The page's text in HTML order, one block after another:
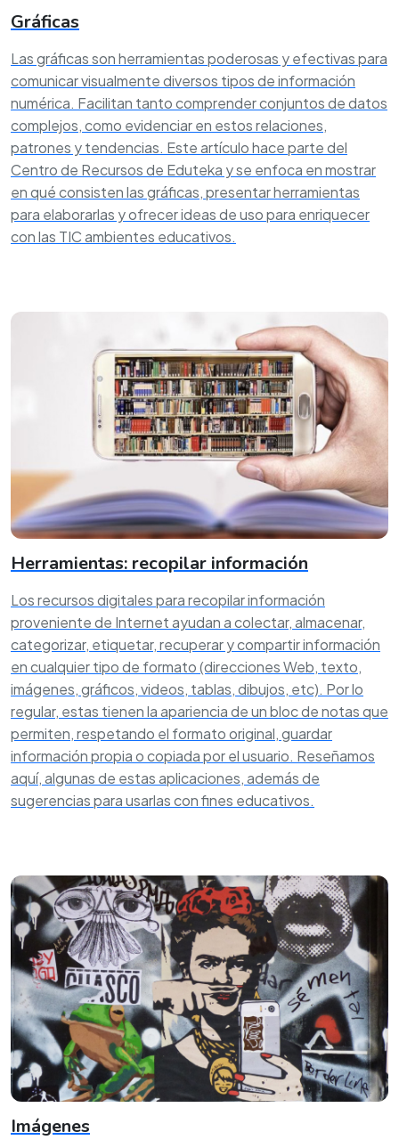
Gráficas
Las gráficas son herramientas poderosas y efectivas para
comunicar visualmente diversos tipos de información
numérica. Facilitan tanto comprender conjuntos de datos
complejos, como evidenciar en estos relaciones,
patrones y tendencias. Este artículo hace parte del
Centro de Recursos de Eduteka y se enfoca en mostrar
en qué consisten las gráficas, presentar herramientas
para elaborarlas y ofrecer ideas de uso para enriquecer
con las TIC ambientes educativos.
Herramientas: recopilar información
Los recursos digitales para recopilar información
proveniente de Internet ayudan a colectar, almacenar,
categorizar, etiquetar, recuperar y compartir información
en cualquier tipo de formato (direcciones Web, texto,
imágenes, gráficos, videos, tablas, dibujos, etc). Por lo
regular, estas tienen la apariencia de un bloc de notas que
permiten, respetando el formato original, guardar
información propia o copiada por el usuario. Reseñamos
aquí, algunas de estas aplicaciones, además de
sugerencias para usarlas con fines educativos.
Imágenes